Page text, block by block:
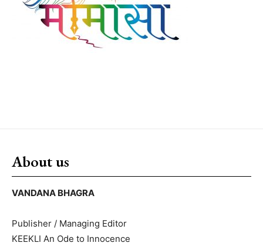
About us
VANDANA BHAGRA
Publisher / Managing Editor
KEEKLI An Ode to Innocence